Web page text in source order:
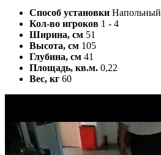
Способ установки Напольный
Кол-во игроков 1 - 4
Ширина, см 51
Высота, см 105
Глубина, см 41
Площадь, кв.м. 0,22
Вес, кг 60